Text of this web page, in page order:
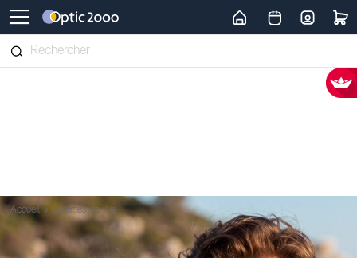
Retour vers la page d'accueil
Accueil Lunettes de vue